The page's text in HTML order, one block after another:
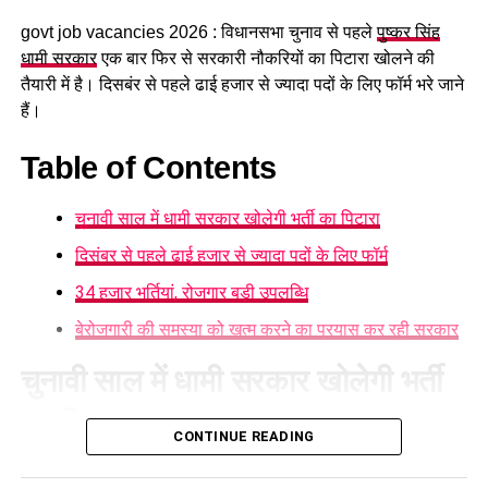
अलग-अलग माध्यमों से संपर्क के बाद तैयार
संघ सूत्रों के मुताबिक बीते दो महीने में राज्य की सभी 70 सीटों पर स्थानीय
कार्यकर्ताओं, महत्वपूर्ण हस्तियों के अलावा सामान्य लोगों से अलग-अलग
माध्यमों से संपर्क के बाद विस्तृत रिपोर्ट तैयार की गई है।
govt job vacancies 2026 : विधानसभा चुनाव से पहलेपुष्कर सिंह
धामी सरकारएक बार फिर से सरकारी नौकरियों का पिटारा खोलने की
तैयारी में है। दिसबंर से पहले ढाई हजार से ज्यादा पदों के लिए फॉर्म भरे जाने
हैं।
Table of Contents
चुनावी साल में धामी सरकार खोलेगी भर्ती का पिटारा
दिसंबर से पहले ढाई हजार से ज्यादा पदों के लिए फॉर्म
34 हजार भर्तियां, रोजगार बड़ी उपलब्धि
बेरोजगारी की समस्या को खत्म करने का प्रयास कर रही सरकार
का पिटारा
CONTINUE READING